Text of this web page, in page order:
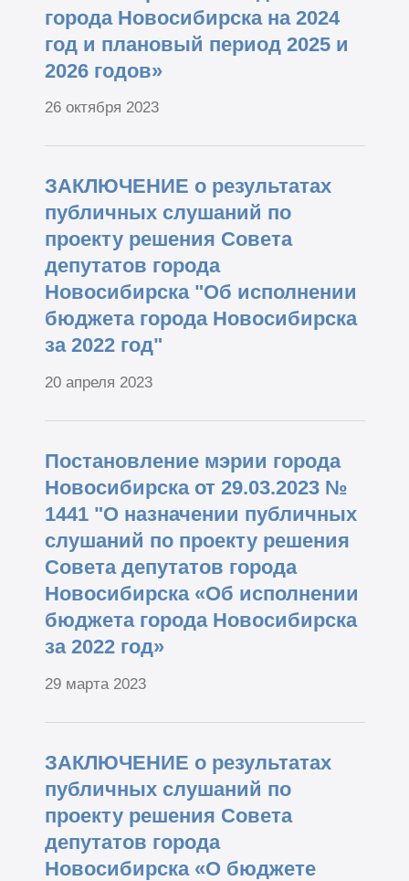
города Новосибирска на 2024
год и плановый период 2025 и
2026 годов»
26 октября 2023
ЗАКЛЮЧЕНИЕ о результатах
публичных слушаний по
проекту решения Совета
депутатов города
Новосибирска "Об исполнении
бюджета города Новосибирска
за 2022 год"
20 апреля 2023
Постановление мэрии города
Новосибирска от 29.03.2023 №
1441 "О назначении публичных
слушаний по проекту решения
Совета депутатов города
Новосибирска «Об исполнении
бюджета города Новосибирска
за 2022 год»
29 марта 2023
ЗАКЛЮЧЕНИЕ о результатах
публичных слушаний по
проекту решения Совета
депутатов города
Новосибирска «О бюджете